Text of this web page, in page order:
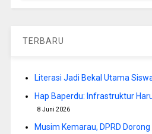
TERBARU
Literasi Jadi Bekal Utama
Hap Baperdu: Infrastruktur
8 Juni 2026
Musim Kemarau, DPRD